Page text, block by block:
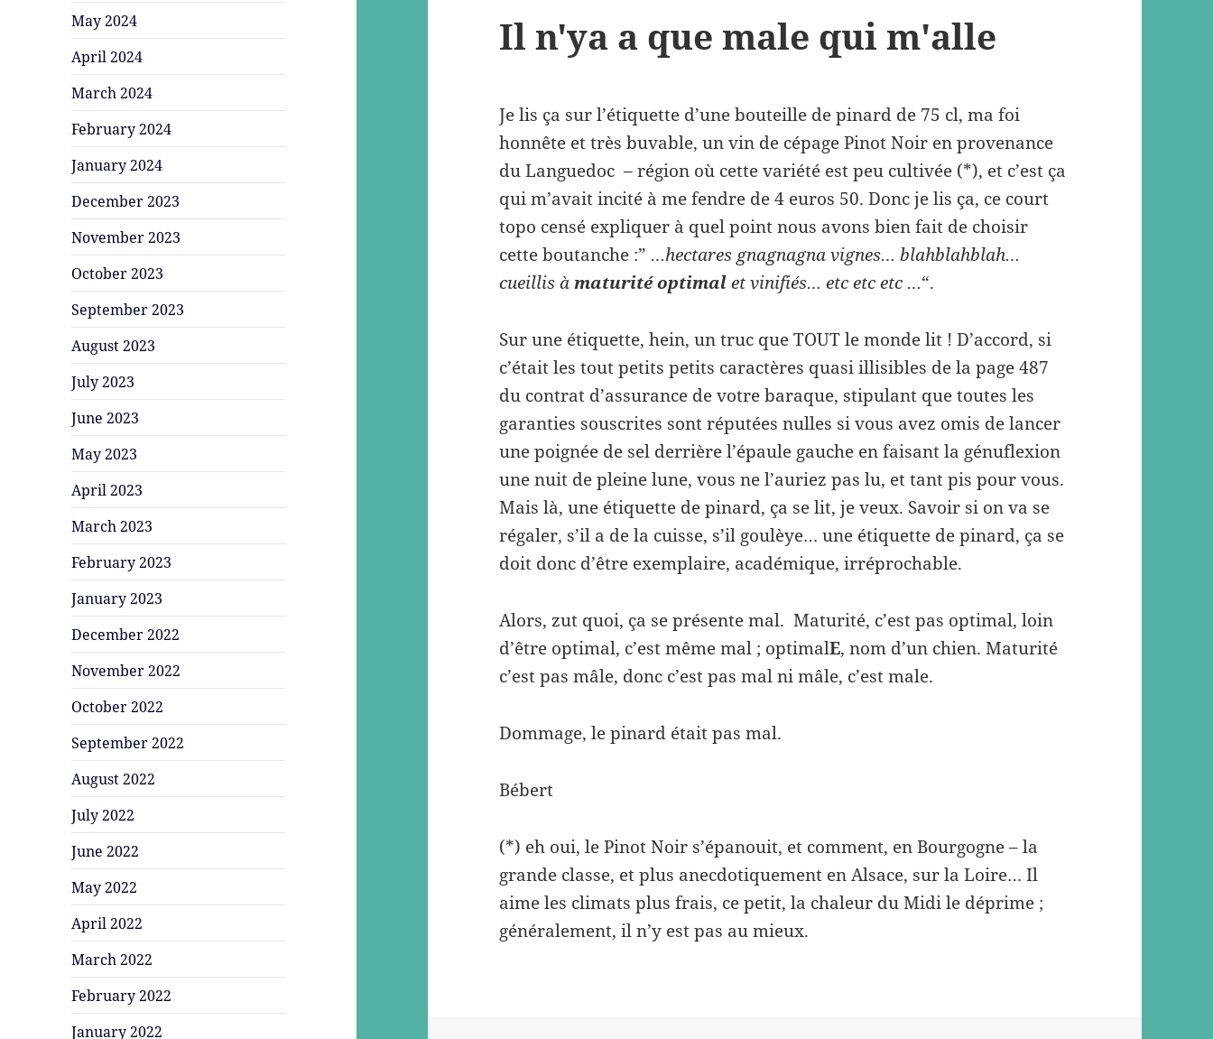
May 2024
April 2024
March 2024
February 2024
January 2024
December 2023
November 2023
October 2023
September 2023
August 2023
July 2023
June 2023
May 2023
April 2023
March 2023
February 2023
January 2023
December 2022
November 2022
October 2022
September 2022
August 2022
July 2022
June 2022
May 2022
April 2022
March 2022
February 2022
January 2022
Il n'ya a que male qui m'alle
Je lis ça sur l’étiquette d’une bouteille de pinard de 75 cl, ma foi
honnête et très buvable, un vin de cépage Pinot Noir en provenance
du Languedoc – région où cette variété est peu cultivée (*), et c’est ça
qui m’avait incité à me fendre de 4 euros 50. Donc je lis ça, ce court
topo censé expliquer à quel point nous avons bien fait de choisir
cette boutanche :” …hectares gnagnagna vignes… blahblahblah…
cueillis àmaturité optimalet vinifiés… etc etc etc …“.
Sur une étiquette, hein, un truc que TOUT le monde lit ! D’accord, si
c’était les tout petits petits caractères quasi illisibles de la page 487
du contrat d’assurance de votre baraque, stipulant que toutes les
garanties souscrites sont réputées nulles si vous avez omis de lancer
une poignée de sel derrière l’épaule gauche en faisant la génuflexion
une nuit de pleine lune, vous ne l’auriez pas lu, et tant pis pour vous.
Mais là, une étiquette de pinard, ça se lit, je veux. Savoir si on va se
régaler, s’il a de la cuisse, s’il goulèye… une étiquette de pinard, ça se
doit donc d’être exemplaire, académique, irréprochable.
Alors, zut quoi, ça se présente mal. Maturité, c’est pas optimal, loin
d’être optimal, c’est même mal ; optimalE, nom d’un chien. Maturité
c’est pas mâle, donc c’est pas mal ni mâle, c’est male.
Dommage, le pinard était pas mal.
Bébert
(*) eh oui, le Pinot Noir s’épanouit, et comment, en Bourgogne – la
grande classe, et plus anecdotiquement en Alsace, sur la Loire… Il
aime les climats plus frais, ce petit, la chaleur du Midi le déprime ;
généralement, il n’y est pas au mieux.